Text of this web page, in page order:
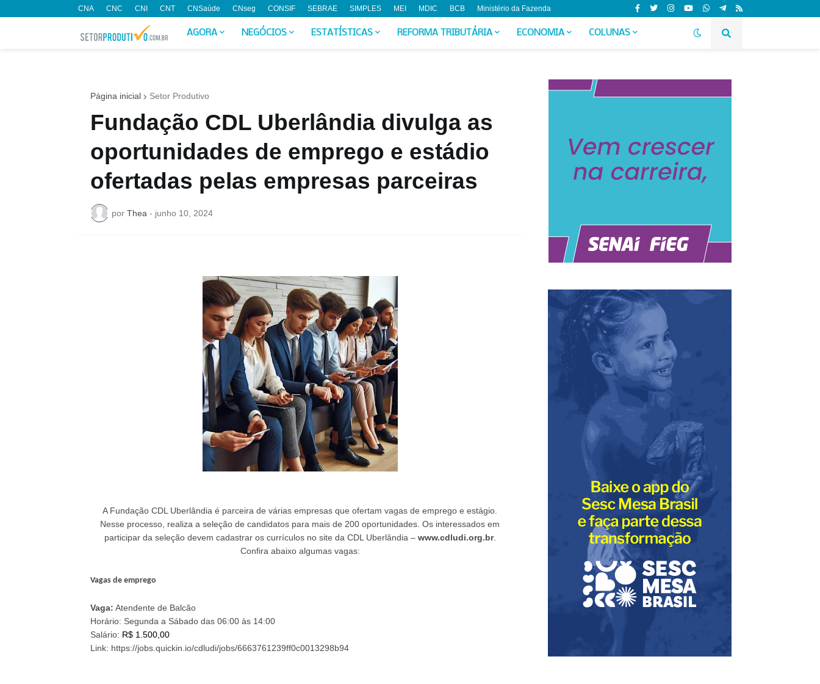
CNA CNC CNI CNT CNSaúde CNseg CONSIF SEBRAE SIMPLES MEI MDIC BCB Ministério da Fazenda
AGORA NEGÓCIOS ESTATÍSTICAS REFORMA TRIBUTÁRIA ECONOMIA COLUNAS
Página inicial Setor Produtivo
Fundação CDL Uberlândia divulga as
oportunidades de emprego e estádio
ofertadas pelas empresas parceiras
por Thea - junho 10, 2024
A Fundação CDL Uberlândia é parceira de várias empresas que ofertam vagas de emprego e estágio.
Nesse processo, realiza a seleção de candidatos para mais de 200 oportunidades. Os interessados em
participar da seleção devem cadastrar os currículos no site da CDL Uberlândia – www.cdludi.org.br.
Confira abaixo algumas vagas:
Vagas de emprego
Vaga: Atendente de Balcão
Horário: Segunda a Sábado das 06:00 às 14:00
Salário: R$ 1.500,00
Link: https://jobs.quickin.io/cdludi/jobs/6663761239ff0c0013298b94